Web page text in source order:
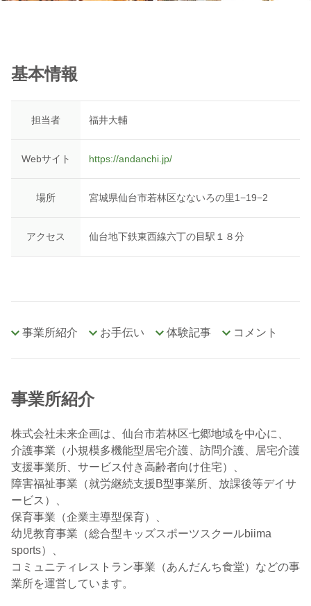
基本情報
担当者 福井大輔
Webサイト https://andanchi.jp/
場所 宮城県仙台市若林区なないろの里1−19−2
アクセス 仙台地下鉄東西線六丁の目駅１８分
事業所紹介 お手伝い 体験記事 コメント
事業所紹介
株式会社未来企画は、仙台市若林区七郷地域を中心に、
介護事業（小規模多機能型居宅介護、訪問介護、居宅介護
支援事業所、サービス付き高齢者向け住宅）、
障害福祉事業（就労継続支援B型事業所、放課後等デイサ
ービス）、
保育事業（企業主導型保育）、
幼児教育事業（総合型キッズスポーツスクールbiima
sports）、
コミュニティレストラン事業（あんだんち食堂）などの事
業所を運営しています。